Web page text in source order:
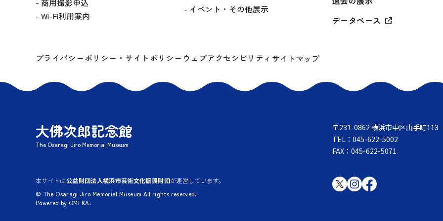
商用撮影申込
Wi-Fi利用案内
イベント・その他展示
データベース
プライバシーポリシー・サイトポリシー ウェブアクセシビリティ サイトマップ
大佛次郎記念館
The Osaragi Jiro Memorial Museum
〒231-0862 横浜市中区山手町113
TEL：045-622-5002
FAX：045-622-5071
本サイトは公益財団法人横浜市芸術文化振興財団が運営しています。
© The Osaragi Jiro Memorial Museum All rights reserved.
Powered by OMEKA.